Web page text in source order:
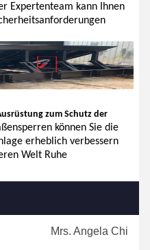
Expertenteam kann Ihnen
zum Schutz der
können Sie die
erheblich verbessern
Welt Ruhe
Mrs. Angela Chi